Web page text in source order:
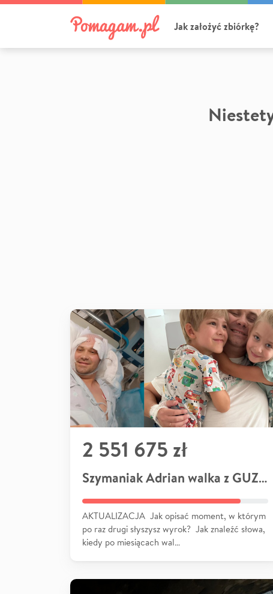
Jak założyć zbiórkę?
2 551 675 zł
Szymaniak Adrian walka z GUZEM
AKTUALIZACJA Jak opisać moment, w którym
po raz drugi słyszysz wyrok? Jak znaleźć słowa,
kiedy po miesiącach wal…